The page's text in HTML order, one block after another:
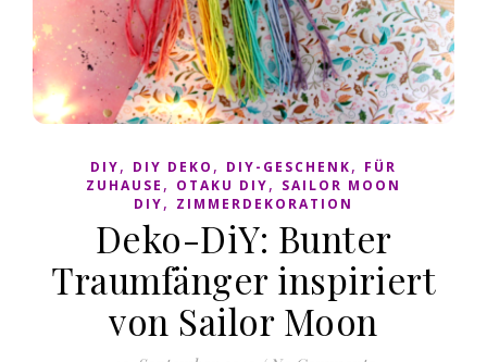
DIY, DIY DEKO , DIY-GESCHENK, FÜR
ZUHAUSE , OTAKU DIY, SAILOR MOON
DIY, ZIMMERDEKORATION
Deko-DiY: Bunter
Traumfänger inspiriert
von Sailor Moon